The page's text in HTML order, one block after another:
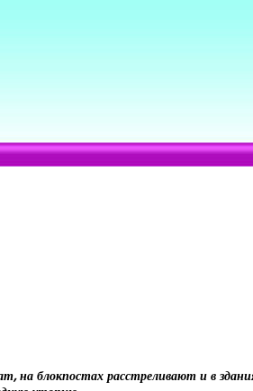
на блокпостах расстреливают и в